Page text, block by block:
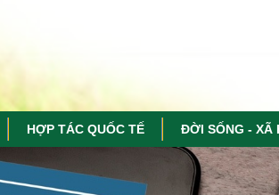
HỢP TÁC QUỐC TẾ ĐỜI SỐNG - XÃ